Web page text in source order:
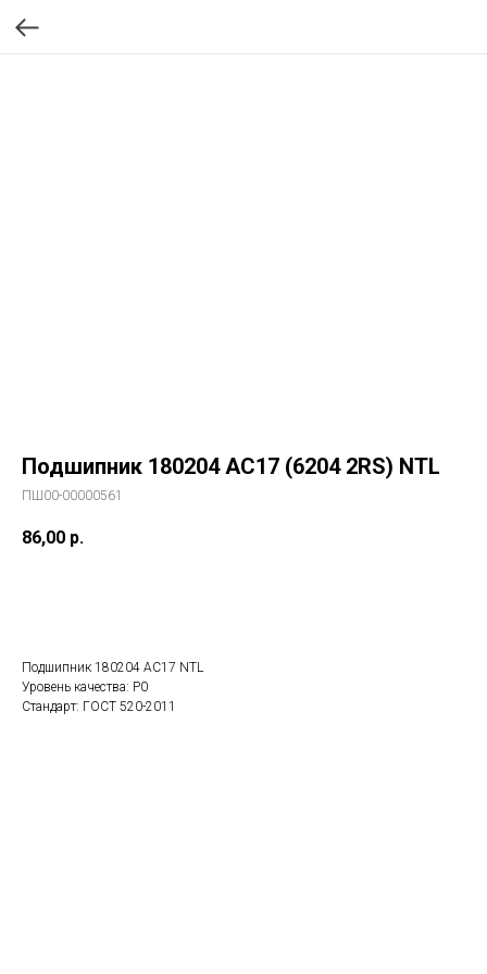
Подшипник 180204 AC17 (6204 2RS) NTL
ПШ00-00000561
86,00 р.
Подшипник 180204 AC17 NTL
Уровень качества: P0
Стандарт: ГОСТ 520-2011